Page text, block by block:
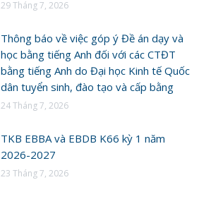
29 Tháng 7, 2026
Thông báo về việc góp ý Đề án dạy và
học bằng tiếng Anh đối với các CTĐT
bằng tiếng Anh do Đại học Kinh tế Quốc
dân tuyển sinh, đào tạo và cấp bằng
24 Tháng 7, 2026
TKB EBBA và EBDB K66 kỳ 1 năm
2026-2027
23 Tháng 7, 2026